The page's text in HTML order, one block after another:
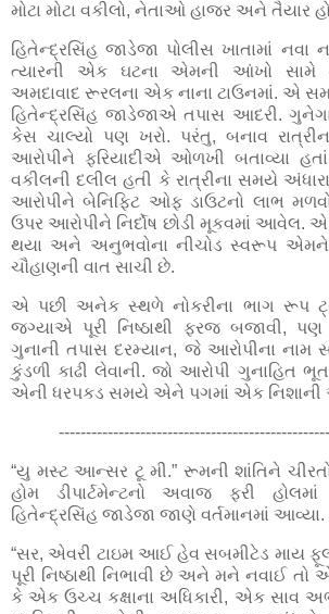
મોટા મોટા વકીલો, નેતાઓ હાજર અને તૈયાર
હિતેન્દ્રસિંહ જાડેજા પોલીસ ખાતામાં નવા
ત્યારની એક ઘટના એમની આંખો સામે
અમદાવાદ રૂરલના એક નાના ટાઉનમાં. એ
હિતેન્દ્રસિંહ જાડેજાએ તપાસ આદરી.
કેસ ચાલ્યો પણ ખરો. પરંતુ, બનાવ
આરોપીને ફરિયાદીએ ઓળખી બતાવ્યા
વકીલની દલીલ હતી કે રાત્રીના સમયે
આરોપીને બેનિફિટ ઓફ ડાઉટનો લાભ
ઉપર આરોપીને નિર્દોષ છોડી મૂકવમાં
થયા અને અનુભવોના નીચોડ સ્વરૂપ
ચૌહાણની વાત સાચી છે.
એ પછી અનેક સ્થળે નોકરીના ભાગ રૂપ
જગ્યાએ પૂરી નિષ્ઠાથી ફરજ બજાવી,
ગુનાની તપાસ દરમ્યાન, જે આરોપીના
કુંડળી કાઢી લેવાની. જો આરોપી ગુનાહિત
એની ધરપકડ સમયે એને પગમાં એક નિશાની
“યુ મસ્ટ આન્સર ટૂ મી.” રૂમની શાંતિને
હોમ ડીપાર્ટમેન્ટનો અવાજ ફરી
હિતેન્દ્રસિંહ જાડેજા જાણે વર્તમાનમાં આવ્યા.
“સર, એવરી ટાઇમ આઈ હેવ સબમીટેડ માય ફૂલ
પૂરી નિષ્ઠાથી નિભાવી છે અને મને નવાઈ તો
કે એક ઉચ્ચ કક્ષાના અધિકારી, એક સાવ